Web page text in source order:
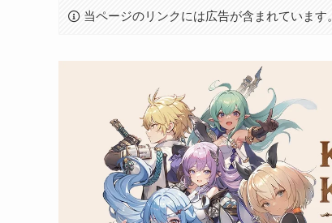
当ページのリンクには広告が含まれています。